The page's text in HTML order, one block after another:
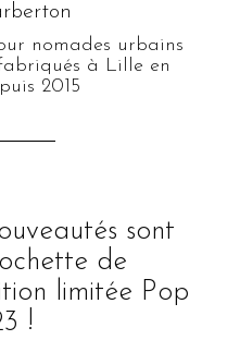
nomades urbains
à Lille en
2015
sont
de
limitée Pop
!